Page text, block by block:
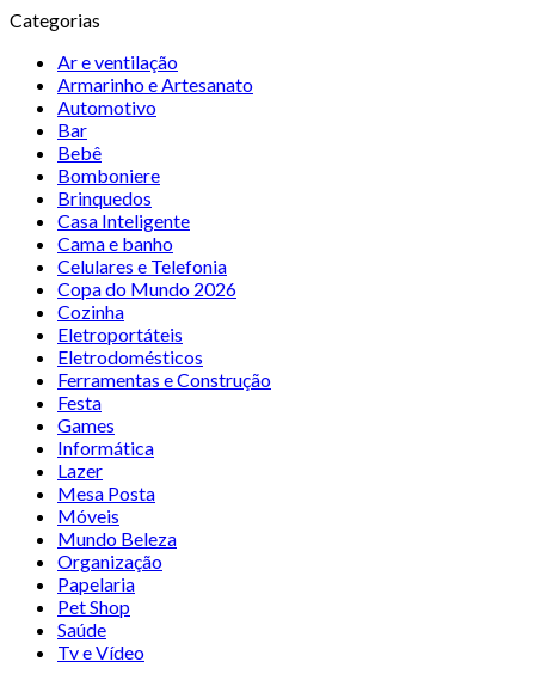
Categorias
Ar e ventilação
Armarinho e Artesanato
Automotivo
Bar
Bebê
Bomboniere
Brinquedos
Casa Inteligente
Cama e banho
Celulares e Telefonia
Copa do Mundo 2026
Cozinha
Eletroportáteis
Eletrodomésticos
Ferramentas e Construção
Festa
Games
Informática
Lazer
Mesa Posta
Móveis
Mundo Beleza
Organização
Papelaria
Pet Shop
Saúde
Tv e Vídeo